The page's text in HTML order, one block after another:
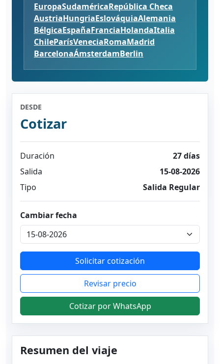
EuropaSudaméricaRepública Checa
AustriaHungriaEslováquiaAlemania
BélgicaEspañaFranciaHolandaItalia
ChileParísVeneciaRomaMadrid
BarcelonaÁmsterdamBerlin
Resumen del viaje
DESDE
Cotizar
Duración
27 días
Salida
15-08-2026
Tipo
Salida Regular
Cambiar fecha
Solicitar cotización
Revisar precio
Cotizar por WhatsApp